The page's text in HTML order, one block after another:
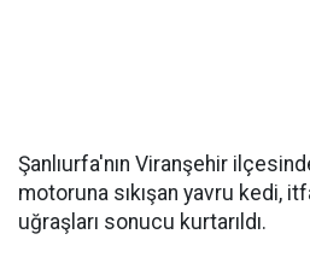
Şanlıurfa'nın Viranşehir
motoruna sıkışan yavru kedi,
uğraşları sonucu kurtarıldı.